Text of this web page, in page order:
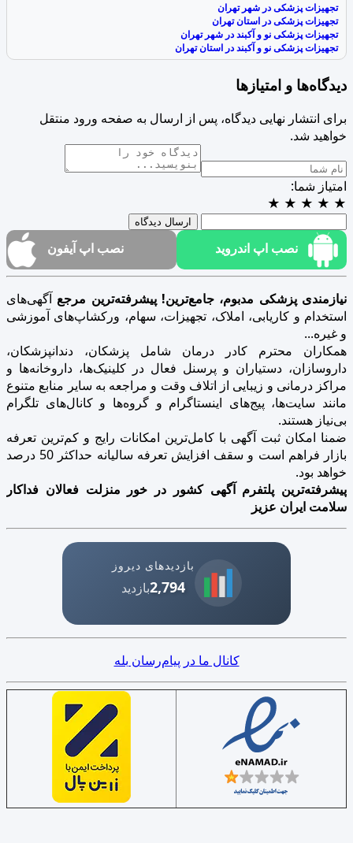
تجهیزات پزشکی در شهر تهران
تجهیزات پزشکی در استان تهران
تجهیزات پزشکی نو و آکبند در شهر تهران
تجهیزات پزشکی نو و آکبند در استان تهران
دیدگاه‌ها و امتیازها
برای انتشار نهایی دیدگاه، پس از ارسال به صفحه ورود منتقل
خواهید شد.
امتیاز شما:
★
★
★
★
★
ارسال دیدگاه
نصب اپ اندروید نصب اپ آیفون
نیازمندی پزشکی مدبوم، جامع‌ترین! پیشرفته‌ترین مرجع آگهی‌های
استخدام و کاریابی، املاک، تجهیزات، سهام، ورکشاپ‌های آموزشی
و غیره...
همکاران محترم کادر درمان شامل پزشکان، دندانپزشکان،
داروسازان، دستیاران و پرسنل فعال در کلینیک‌ها، داروخانه‌ها و
مراکز درمانی و زیبایی از اتلاف وقت و مراجعه به سایر منابع متنوع
مانند سایت‌ها، پیج‌های اینستاگرام و گروه‌ها و کانال‌های تلگرام
بی‌نیاز هستند.
ضمنا امکان ثبت آگهی با کامل‌ترین امکانات رایج و کم‌ترین تعرفه
بازار فراهم است و سقف افزایش تعرفه سالیانه حداکثر 50 درصد
خواهد بود.
پیشرفته‌ترین پلتفرم آگهی کشور در خور منزلت فعالان فداکار
سلامت ایران عزیز
بازدیدهای دیروز
2,794بازدید
کانال ما در پیام‌رسان بله